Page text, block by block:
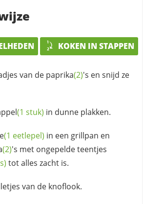
KOKEN IN STAPPEN
van de paprika(2)'s en snijd ze
(1 stuk) in dunne plakken.
(1 eetlepel) in een grillpan en
(2)'s met ongepeldeteentjes
tot alles zacht is.
van de knoflook.